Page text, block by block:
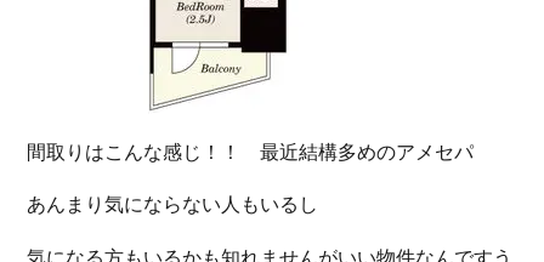
間取りはこんな感じ！！ 最近結構多めのアメセパ
あんまり気にならない人もいるし
気になる方もいるかも知れませんがいい物件なんですう